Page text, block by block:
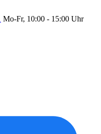
Mo-Fr, 10:00 - 15:00 Uhr